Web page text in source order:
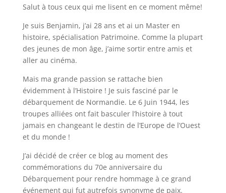
Salut à tous ceux qui me lisent en ce moment même!
Je suis Benjamin, j’ai 28 ans et ai un Master en
histoire, spécialisation Patrimoine. Comme la plupart
des jeunes de mon âge, j’aime sortir entre amis et
aller au cinéma.
Mais ma grande passion se rattache bien
évidemment à l’Histoire ! Je suis fasciné par le
débarquement de Normandie. Le 6 Juin 1944, les
troupes alliées ont fait basculer l’histoire à tout
jamais en changeant le destin de l’Europe de l’Ouest
et du monde !
J’ai décidé de créer ce blog au moment des
commémorations du 70e anniversaire du
Débarquement pour rendre hommage à ce grand
événement qui fut autrefois synonyme de paix.